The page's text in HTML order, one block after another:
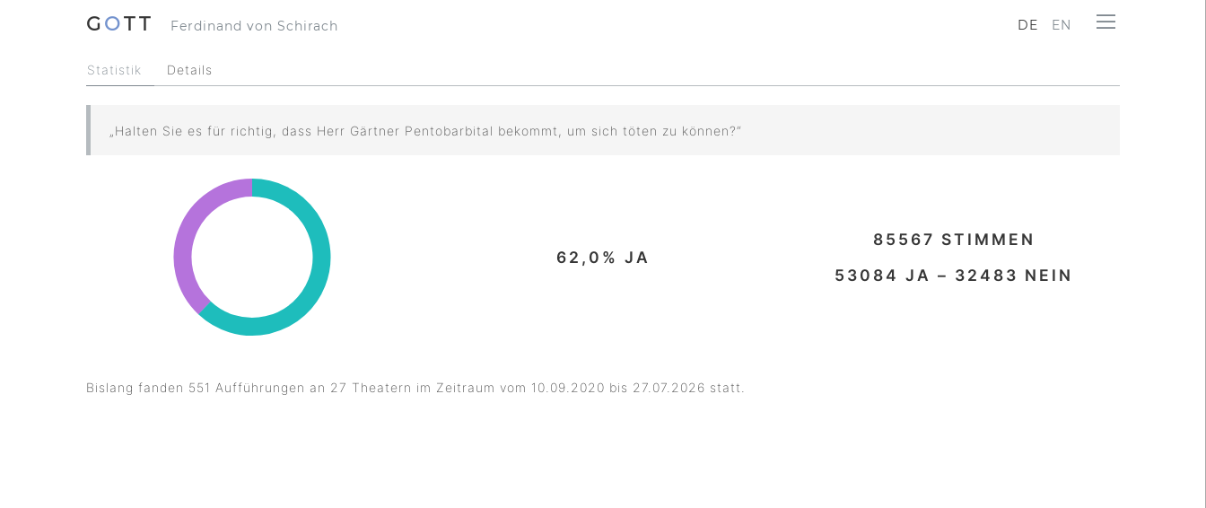
G OTT Ferdinand von Schirach DE EN
Statistik Details
„Halten Sie es für richtig, dass Herr Gärtner Pentobarbital bekommt, um sich töten zu können?“
62,0 % JA
85567 STIMMEN
53084 JA – 32483 NEIN
Bislang fanden 551 Aufführungen an 27 Theatern im Zeitraum vom 10.09.2020 bis 27.07.2026 statt.